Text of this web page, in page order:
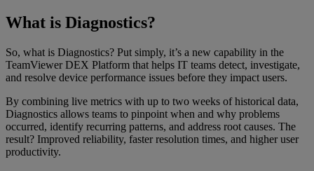
What is Diagnostics?
So, what is Diagnostics? Put simply, it’s a new capability in the
TeamViewer DEX Platform that helps IT teams detect, investigate,
and resolve device performance issues before they impact users.
By combining live metrics with up to two weeks of historical data,
Diagnostics allows teams to pinpoint when and why problems
occurred, identify recurring patterns, and address root causes. The
result? Improved reliability, faster resolution times, and higher user
productivity.